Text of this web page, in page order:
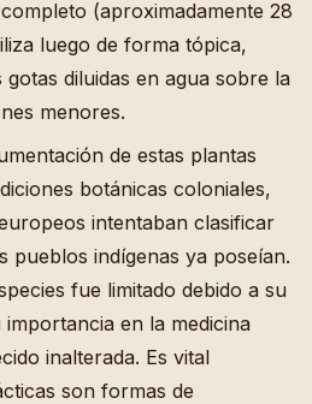
(aproximadamente 28
luego de forma tópica,
diluidas en agua sobre la
menores.
de estas plantas
botánicas coloniales,
intentaban clasificar
pueblos indígenas ya poseían.
fue limitado debido a su
en la medicina
inalterada. Es vital
son formas de